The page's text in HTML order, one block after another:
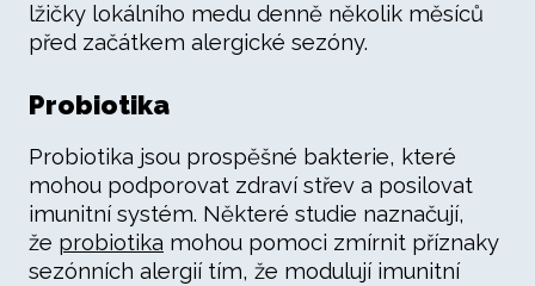
lžičky lokálního medu denně několik měsíců
před začátkem alergické sezóny.
Probiotika
Probiotika jsou prospěšné bakterie, které
mohou podporovat zdraví střev a posilovat
imunitní systém. Některé studie naznačují,
že probiotika mohou pomoci zmírnit příznaky
sezónních alergií tím, že modulují imunitní